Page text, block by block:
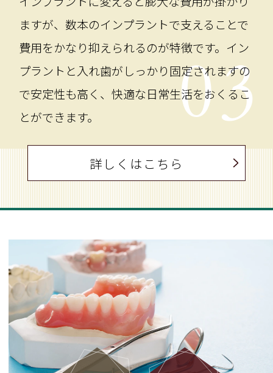
ますが、数本のインプラントで支えることで
費用をかなり抑えられるのが特徴です。イン
プラントと入れ歯がしっかり固定されますの
で安定性も高く、快適な日常生活をおくるこ
とができます。
03
詳しくはこちら